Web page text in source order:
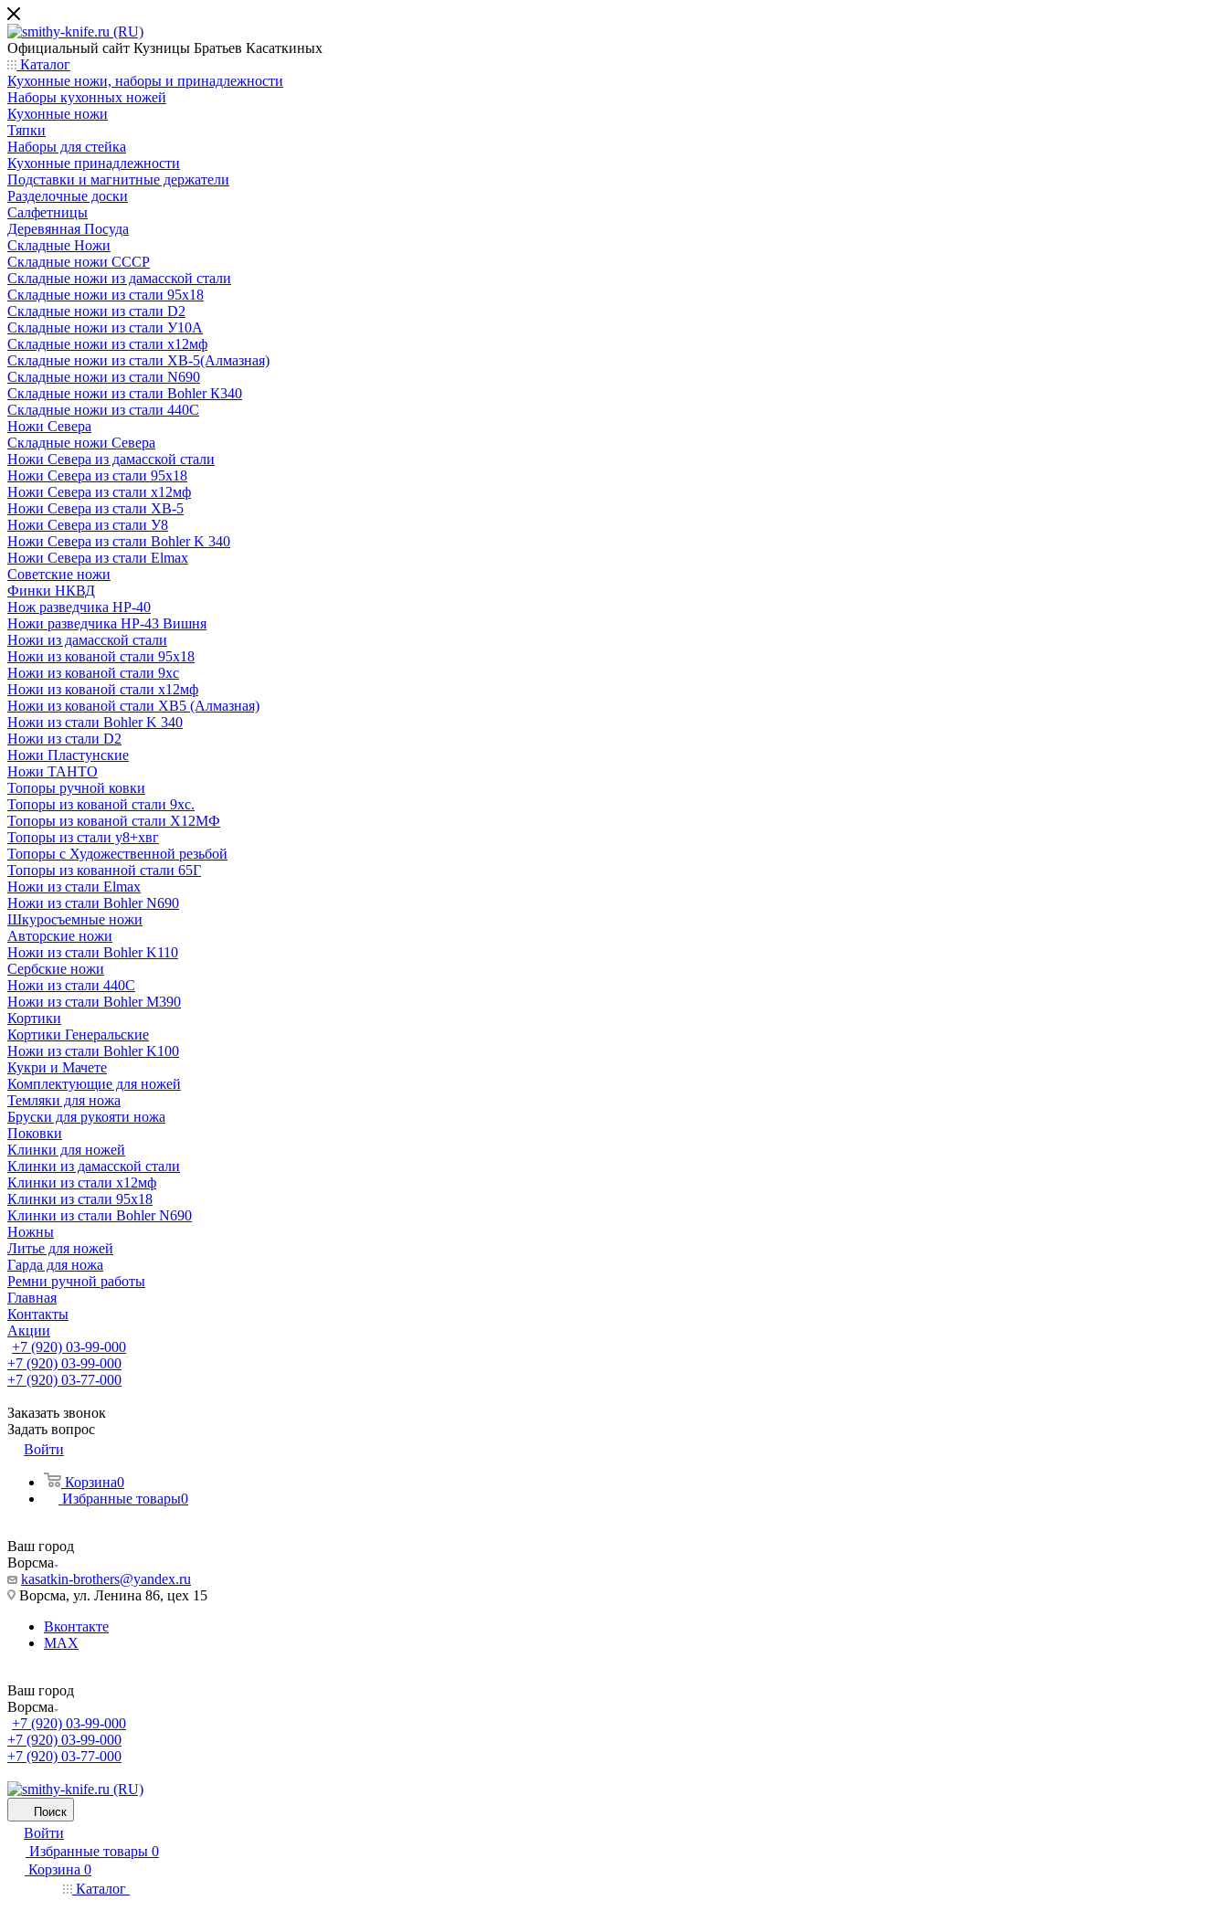
Официальный сайт Кузницы Братьев Касаткиных
Каталог
Кухонные ножи, наборы и принадлежности
Наборы кухонных ножей
Кухонные ножи
Тяпки
Наборы для стейка
Кухонные принадлежности
Подставки и магнитные держатели
Разделочные доски
Салфетницы
Деревянная Посуда
Складные Ножи
Cкладные ножи СССР
Складные ножи из дамасской стали
Складные ножи из стали 95х18
Складные ножи из стали D2
Складные ножи из стали У10А
Складные ножи из стали х12мф
Складные ножи из стали ХВ-5(Алмазная)
Складные ножи из стали N690
Складные ножи из стали Bohler К340
Складные ножи из стали 440С
Ножи Севера
Складные ножи Севера
Ножи Севера из дамасской стали
Ножи Севера из стали 95х18
Ножи Севера из стали х12мф
Ножи Севера из стали ХВ-5
Ножи Севера из стали У8
Ножи Севера из стали Bohler K 340
Ножи Севера из стали Elmax
Советские ножи
Финки НКВД
Нож разведчика НР-40
Ножи разведчика НР-43 Вишня
Ножи из дамасской стали
Ножи из кованой стали 95х18
Ножи из кованой стали 9хс
Ножи из кованой стали х12мф
Ножи из кованой стали ХВ5 (Алмазная)
Ножи из стали Bohler K 340
Ножи из стали D2
Ножи Пластунские
Ножи ТАНТО
Топоры ручной ковки
Топоры из кованой стали 9хс.
Топоры из кованой стали Х12МФ
Топоры из стали у8+хвг
Топоры с Художественной резьбой
Топоры из кованной стали 65Г
Ножи из стали Elmax
Ножи из стали Bohler N690
Шкуросъемные ножи
Авторские ножи
Ножи из стали Bohler K110
Сербские ножи
Ножи из стали 440С
Ножи из стали Bohler M390
Кортики
Кортики Генеральские
Ножи из стали Bohler K100
Кукри и Мачете
Комплектующие для ножей
Темляки для ножа
Бруски для рукояти ножа
Поковки
Клинки для ножей
Клинки из дамасской стали
Клинки из стали х12мф
Клинки из стали 95х18
Клинки из стали Bohler N690
Ножны
Литье для ножей
Гарда для ножа
Ремни ручной работы
Главная
Контакты
Акции
+7 (920) 03-99-000
+7 (920) 03-99-000
+7 (920) 03-77-000
Заказать звонок
Задать вопрос
Войти
Корзина0
Избранные товары0
Ваш город
Ворсма
kasatkin-brothers@yandex.ru
Ворсма, ул. Ленина 86, цех 15
Вконтакте
MAX
Ваш город
Ворсма
+7 (920) 03-99-000
+7 (920) 03-99-000
+7 (920) 03-77-000
Поиск
Войти
Избранные товары 0
Корзина 0
Каталог